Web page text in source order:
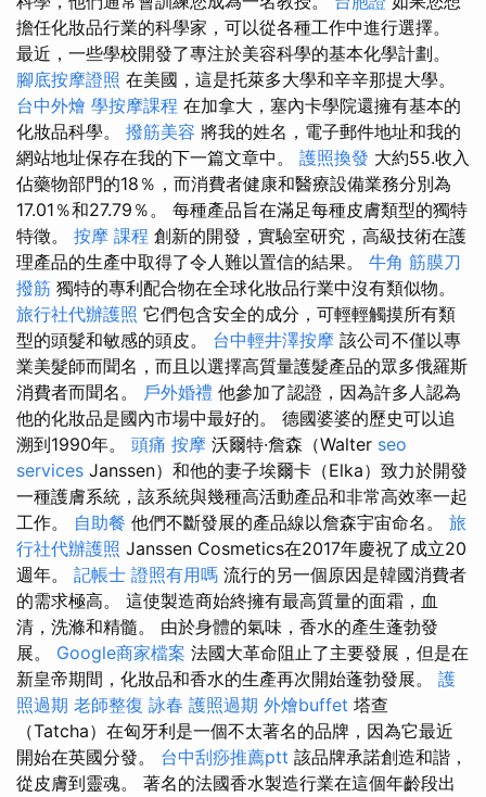
擔任化妝品行業的科學家，可以從各種工作中進行選擇。
最近，一些學校開發了專注於美容科學的基本化學計劃。
腳底按摩證照 在美國，這是托萊多大學和辛辛那提大學。
台中外燴 學按摩課程 在加拿大，塞內卡學院還擁有基本的
化妝品科學。 撥筋美容 將我的姓名，電子郵件地址和我的
網站地址保存在我的下一篇文章中。 護照換發 大約55.收入
佔藥物部門的18％，而消費者健康和醫療設備業務分別為
17.01％和27.79％。 每種產品旨在滿足每種皮膚類型的獨特
特徵。 按摩 課程 創新的開發，實驗室研究，高級技術在護
理產品的生產中取得了令人難以置信的結果。 牛角 筋膜刀
撥筋 獨特的專利配合物在全球化妝品行業中沒有類似物。
旅行社代辦護照 它們包含安全的成分，可輕輕觸摸所有類
型的頭髮和敏感的頭皮。 台中輕井澤按摩 該公司不僅以專
業美髮師而聞名，而且以選擇高質量護髮產品的眾多俄羅斯
消費者而聞名。 戶外婚禮 他參加了認證，因為許多人認為
他的化妝品是國內市場中最好的。 德國婆婆的歷史可以追
溯到1990年。 頭痛 按摩 沃爾特·詹森（Walter seo
services Janssen）和他的妻子埃爾卡（Elka）致力於開發
一種護膚系統，該系統與幾種高活動產品和非常高效率一起
工作。 自助餐 他們不斷發展的產品線以詹森宇宙命名。 旅
行社代辦護照 Janssen Cosmetics在2017年慶祝了成立20
週年。 記帳士 證照有用嗎 流行的另一個原因是韓國消費者
的需求極高。 這使製造商始終擁有最高質量的面霜，血
清，洗滌和精髓。 由於身體的氣味，香水的產生蓬勃發
展。 Google商家檔案 法國大革命阻止了主要發展，但是在
新皇帝期間，化妝品和香水的生產再次開始蓬勃發展。 護
照過期 老師整復 詠春 護照過期 外燴buffet 塔查
（Tatcha）在匈牙利是一個不太著名的品牌，因為它最近
開始在英國分發。 台中刮痧推薦ptt 該品牌承諾創造和諧，
從皮膚到靈魂。 著名的法國香水製造行業在這個年齡段出